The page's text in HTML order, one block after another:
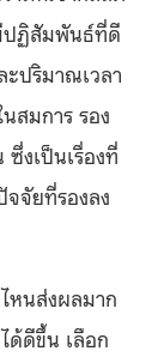
ปฏิสัมพันธ์ที่ดี
ปริมาณเวลา
สมการ รอง
งเป็นเรื่องที่
จัยที่รองลง
หนส่งผลมาก
ด้ดีขึ้น เลือก